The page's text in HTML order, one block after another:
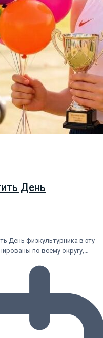
День
День физкультурника в эту
по всему округу,…